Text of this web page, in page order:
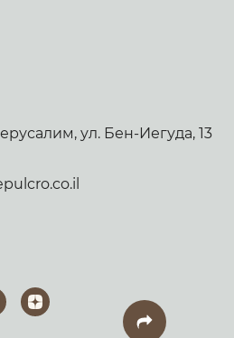
ул. Бен-Иегуда, 13